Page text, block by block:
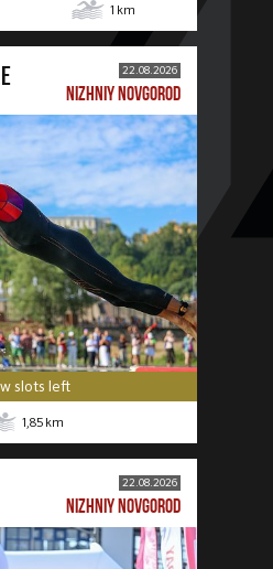
1 km
22.08.2026
NIZHNIY NOVGOROD
slots left
1,85 km
22.08.2026
NIZHNIY NOVGOROD